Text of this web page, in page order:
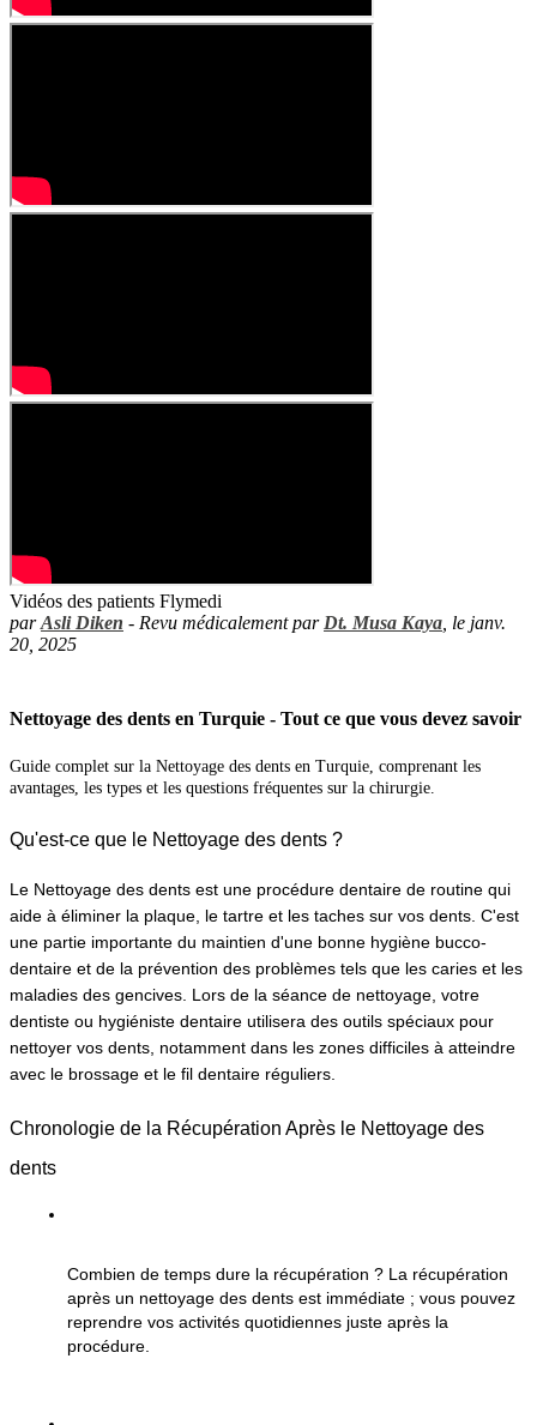
Vidéos des patients Flymedi
parAsli Diken - Revu médicalement par Dt. Musa Kaya , le janv.
20, 2025
Nettoyage des dents en Turquie - Tout ce que vous devez savoir
Guide complet sur la Nettoyage des dents en Turquie, comprenant les
avantages, les types et les questions fréquentes sur la chirurgie.
Qu'est-ce que le Nettoyage des dents ?
Le Nettoyage des dents est une procédure dentaire de routine qui
aide à éliminer la plaque, le tartre et les taches sur vos dents. C'est
une partie importante du maintien d'une bonne hygiène bucco-
dentaire et de la prévention des problèmes tels que les caries et les
maladies des gencives. Lors de la séance de nettoyage, votre
dentiste ou hygiéniste dentaire utilisera des outils spéciaux pour
nettoyer vos dents, notamment dans les zones difficiles à atteindre
avec le brossage et le fil dentaire réguliers.
Chronologie de la Récupération Après le Nettoyage des
dents
Combien de temps dure la récupération ? La récupération
après un nettoyage des dents est immédiate ; vous pouvez
reprendre vos activités quotidiennes juste après la
procédure.